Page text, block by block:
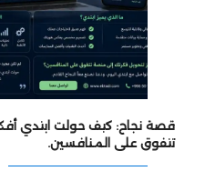
قصة نجاح: كيف حولت ابتدي
تتفوق على المنافسين.